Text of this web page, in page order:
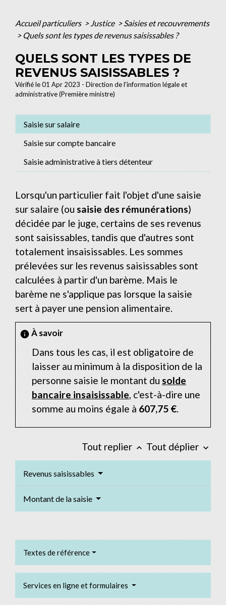
Accueil particuliers > Justice > Saisies et recouvrements
> Quels sont les types de revenus saisissables ?
QUELS SONT LES TYPES DE
REVENUS SAISISSABLES ?
Vérifié le 01 Apr 2023 - Direction de l'information légale et
administrative (Première ministre)
Saisie sur salaire
Saisie sur compte bancaire
Saisie administrative à tiers détenteur
Lorsqu'un particulier fait l'objet d'une saisie
sur salaire (ou saisie des rémunérations)
décidée par le juge, certains de ses revenus
sont saisissables, tandis que d'autres sont
totalement insaisissables. Les sommes
prélevées sur les revenus saisissables sont
calculées à partir d'un barème. Mais le
barème ne s'applique pas lorsque la saisie
sert à payer une pension alimentaire.
info À savoir
Dans tous les cas, il est obligatoire de
laisser au minimum à la disposition de la
personne saisie le montant du solde
bancaire insaisissable, c'est-à-dire une
somme au moins égale à 607,75 €.
Tout replier keyboard_arrow_up Tout déplier keyboard_arrow_down
Revenus saisissables
Montant de la saisie
Textes de référence
Services en ligne et formulaires